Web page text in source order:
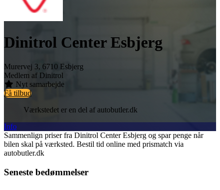
Dinitrol Center Esbjerg
Murervej 3, 6710 Esbjerg
Medlem af Dinitrol
Nyt samarbejde
Få tilbud
Værkstedet er en del af autobutler.dk
Info
Sammenlign priser fra Dinitrol Center Esbjerg og spar penge når
bilen skal på værksted. Bestil tid online med prismatch via
autobutler.dk
Seneste bedømmelser